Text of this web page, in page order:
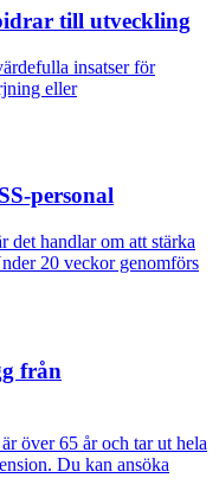
till utveckling
insatser för
eller
personal
det handlar om att stärka
20 veckor genomförs
från
över 65 år och tar ut hela
Du kan ansöka